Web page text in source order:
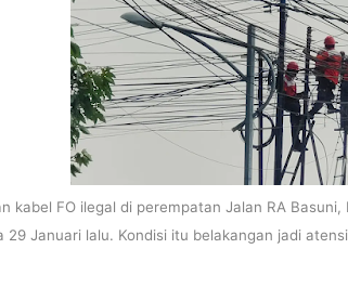
kabel FO ilegal di perempatan Jalan RA
29 Januari lalu. Kondisi itu belakangan jadi